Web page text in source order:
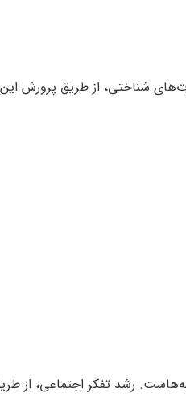
شناختی، از طریق پرورش این
رشد تفکر اجتماعی، از